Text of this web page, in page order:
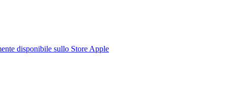
disponibile sullo Store Apple